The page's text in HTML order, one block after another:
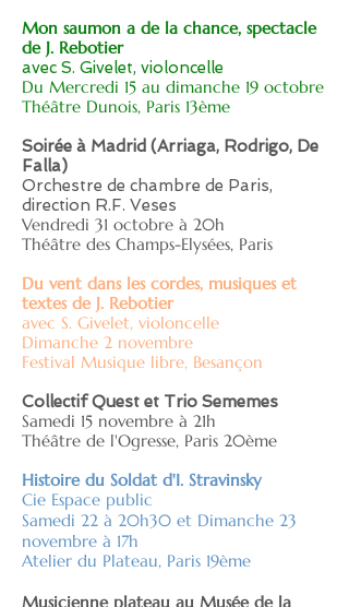
Mon saumon a de la chance, spectacle
de J. Rebotier
avec S. Givelet, violoncelle
Du Mercredi 15 au dimanche 19 octobre
Théâtre Dunois, Paris 13ème
Soirée à Madrid (Arriaga, Rodrigo, De
Falla)
Orchestre de chambre de Paris,
direction R.F. Veses
Vendredi 31 octobre à 20h
Théâtre des Champs-Elysées, Paris
Du vent dans les cordes, musiques et
textes de J. Rebotier
avec S. Givelet, violoncelle
Dimanche 2 novembre
Festival Musique libre, Besançon
Collectif Quest et Trio Sememes
Samedi 15 novembre à 21h
Théâtre de l'Ogresse, Paris 20ème
Histoire du Soldat d'I. Stravinsky
Cie Espace public
Samedi 22 à 20h30 et Dimanche 23
novembre à 17h
Atelier du Plateau, Paris 19ème
Musicienne plateau au Musée de la